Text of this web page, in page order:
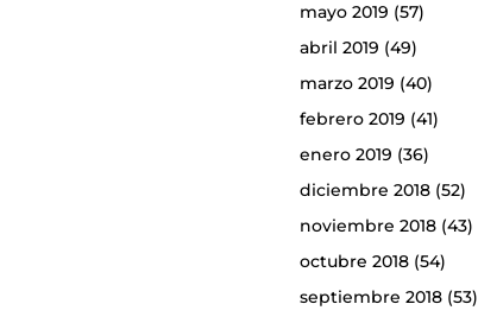
mayo 2019 (57)
abril 2019 (49)
marzo 2019 (40)
febrero 2019 (41)
enero 2019 (36)
diciembre 2018(52)
noviembre 2018(43)
octubre 2018(54)
septiembre 2018(53)